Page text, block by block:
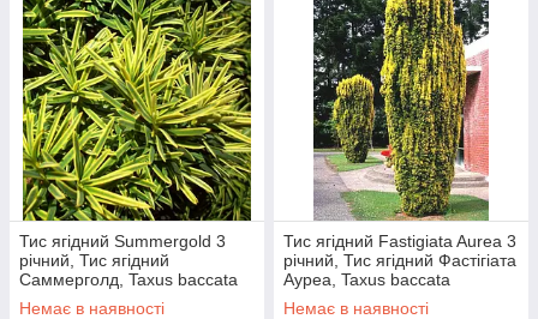
Тис ягідний Summergold 3
річний, Тис ягідний
Саммерголд, Taxus baccata
Summergold
Немає в наявності
Тис ягідний Fastigiata Aurea 3
річний, Тис ягідний Фастігіата
Ауреа, Taxus baccata
Fastigiata Aurea
Немає в наявності